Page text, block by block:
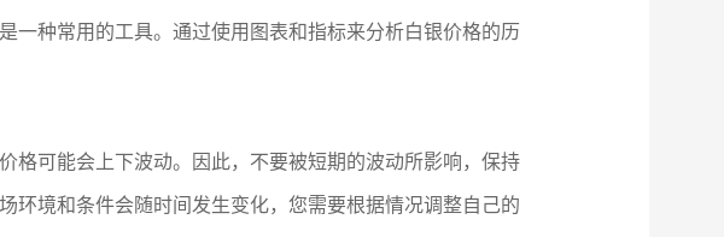
一种常用的工具。通过使用图表和指标来分析白银价格的历
格可能会上下波动。因此，不要被短期的波动所影响，保持
环境和条件会随时间发生变化，您需要根据情况调整自己的